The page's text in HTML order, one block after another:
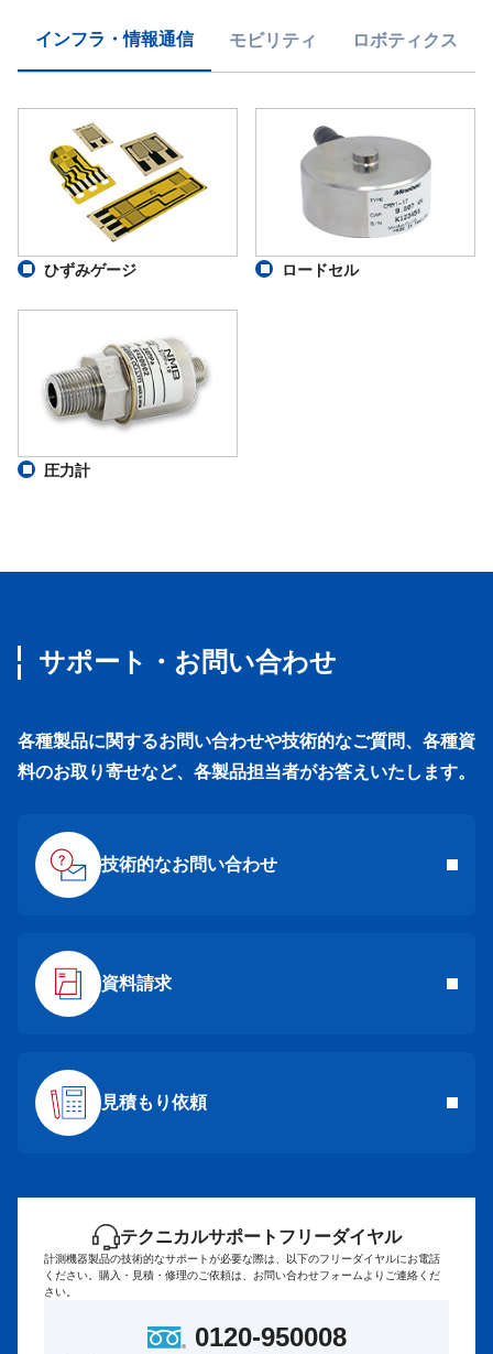
インフラ・情報通信 モビリティ ロボティクス
ひずみゲージ ロードセル
圧力計
サポート・お問い合わせ
各種製品に関するお問い合わせや技術的なご質問、各種資
料のお取り寄せなど、各製品担当者がお答えいたします。
技術的なお問い合わせ
資料請求
見積もり依頼
テクニカルサポートフリーダイヤル
計測機器製品の技術的なサポートが必要な際は、以下のフリーダイヤルにお電話
ください。 購入・見積・修理のご依頼は、お問い合わせフォームよりご連絡くだ
さい。
0120-950008